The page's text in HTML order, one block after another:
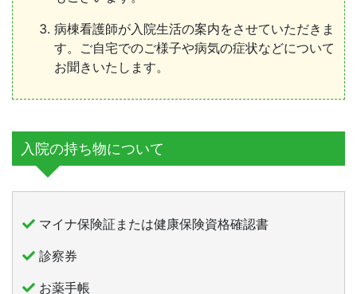
病棟看護師が入院生活の案内をさせていただきま
す。ご自宅でのご様子や病気の症状などについて
お聞きいたします。
入院の持ち物について
マイナ保険証または健康保険資格確認書
診察券
お薬手帳